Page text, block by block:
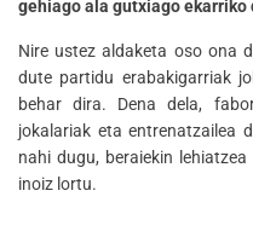
gehiago ala gutxiago ekarriko
Nire ustez aldaketa oso ona
dute partidu erabakigarriak
behar dira. Dena dela,
jokalariak eta entrenatzailea
nahi dugu, beraiekin
inoiz lortu.